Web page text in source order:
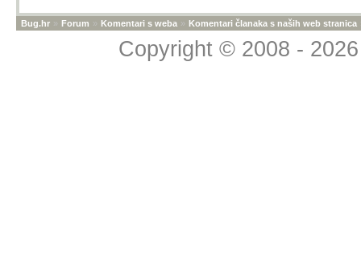
Bug.hr » Forum » Komentari s weba » Komentari članaka s naših web stranica
Copyright © 2008 -